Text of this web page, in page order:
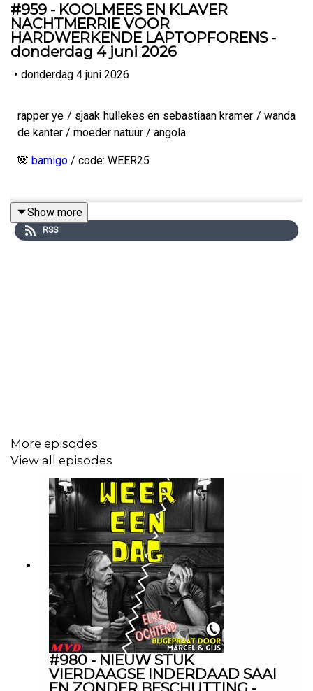
#959 - KOOLMEES EN KLAVER
NACHTMERRIE VOOR
HARDWERKENDE LAPTOPFORENS -
donderdag 4 juni 2026
• donderdag 4 juni 2026
rapper ye / sjaak hullekes en sebastiaan kramer / wanda
de kanter / moeder natuur / angola
🐼 bamigo / code: WEER25
Productie:Meer van dit
Muziek: Keez Groenteman
Show more
RSS
More episodes
View all episodes
#980 - NIEUW STUK
VIERDAAGSE INDERDAAD SAAI